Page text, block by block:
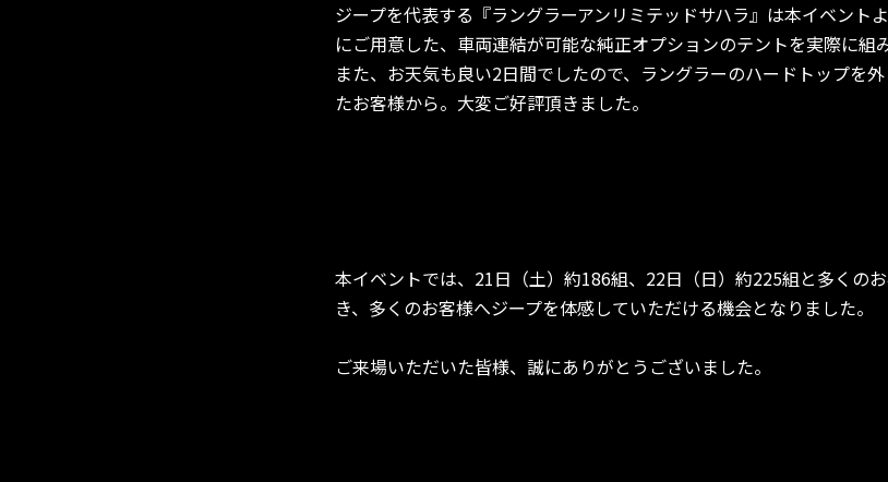
ジープを代表する『ラングラーアンリミテッドサハラ』は本イベント
にご用意した、車両連結が可能な純正オプションのテントを実際に組
また、お天気も良い2日間でしたので、ラングラーのハードトップを
たお客様から。大変ご好評頂きました。
本イベントでは、21日（土）約186組、22日（日）約225組と多くの
き、多くのお客様へジープを体感していただける機会となりました。
ご来場いただいた皆様、誠にありがとうございました。